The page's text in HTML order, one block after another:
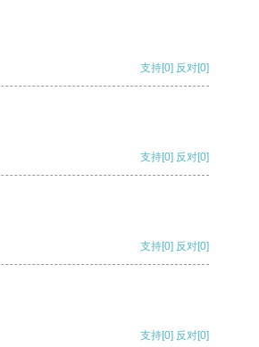
支持[0] 反对[0]
支持[0] 反对[0]
支持[0] 反对[0]
支持[0] 反对[0]